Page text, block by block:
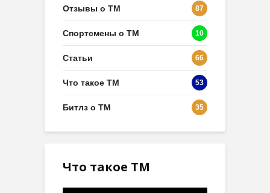
Отзывы о ТМ 87
Спортсмены о ТМ 10
Статьи 66
Что такое ТМ 53
Битлз о ТМ 35
Что такое ТМ